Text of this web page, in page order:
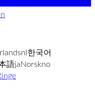
nl한국어
語jaNorskno